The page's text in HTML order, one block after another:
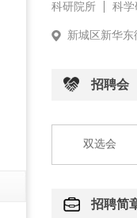
科研院所 科学
新城区新华东
招聘会
双选会
招聘简